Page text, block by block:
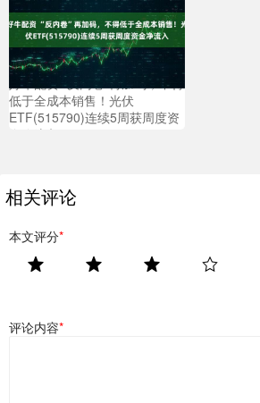
好牛配资 “反内卷”再加码，不得
低于全成本销售！光伏
ETF(515790)连续5周获周度资
金净流入
相关评论
本文评分*
评论内容*